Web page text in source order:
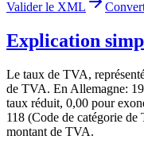
Valider le XML
Explication
Le taux de TVA,
de TVA. En Allemagne:
taux réduit, 0,00 pour
118 (Code de catégorie
montant de TVA.